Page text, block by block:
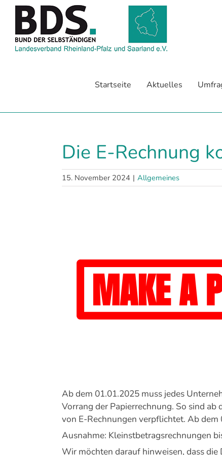
Zum
springen
Startseite Aktuelles
Die E-Rechnung
15. November 2024 | Allgemeines
Ab dem 01.01.2025 muss jedes
Vorrang der Papierrechnung. So sind
von E-Rechnungen verpflichtet. Ab
Ausnahme: Kleinstbetragsrechnungen
Wir möchten darauf hinweisen, dass